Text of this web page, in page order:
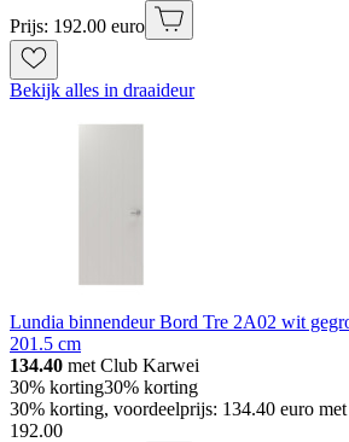
Prijs: 192.00 euro
Bekijk alles in draaideur
Lundia binnendeur Bord Tre 2A02 wit
201.5 cm
134.40 met Club Karwei
30% korting30% korting
30% korting, voordeelprijs: 134.40 euro
192.00